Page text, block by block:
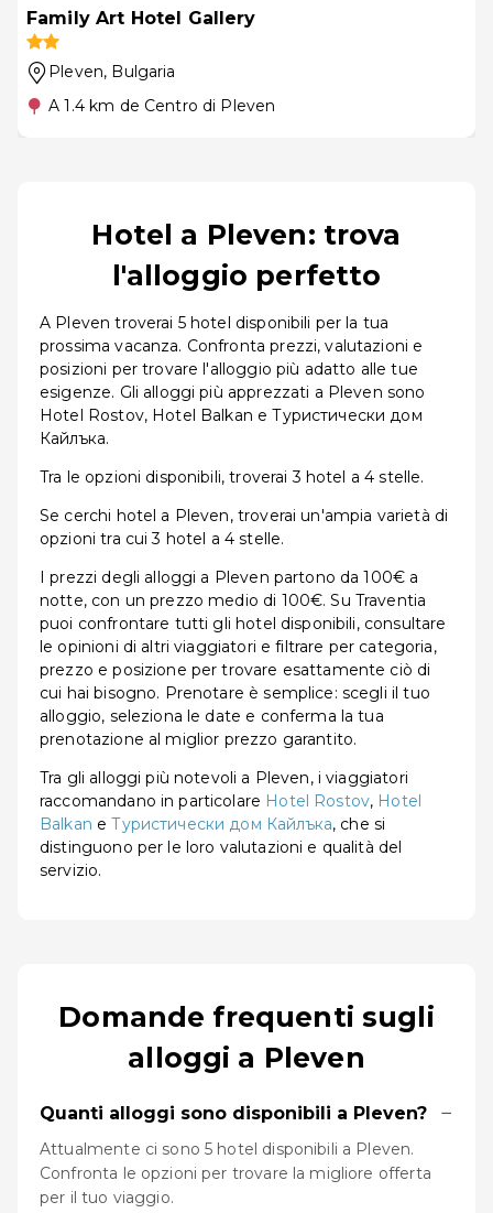
Family Art Hotel Gallery
Pleven, Bulgaria
A 1.4 km de Centro di Pleven
Hotel a Pleven: trova
l'alloggio perfetto
A Pleven troverai 5 hotel disponibili per la tua
prossima vacanza. Confronta prezzi, valutazioni e
posizioni per trovare l'alloggio più adatto alle tue
esigenze. Gli alloggi più apprezzati a Pleven sono
Hotel Rostov, Hotel Balkan e Туристически дом
Кайлъка.
Tra le opzioni disponibili, troverai 3 hotel a 4 stelle.
Se cerchi hotel a Pleven, troverai un'ampia varietà di
opzioni tra cui 3 hotel a 4 stelle.
I prezzi degli alloggi a Pleven partono da 100€ a
notte, con un prezzo medio di 100€. Su Traventia
puoi confrontare tutti gli hotel disponibili, consultare
le opinioni di altri viaggiatori e filtrare per categoria,
prezzo e posizione per trovare esattamente ciò di
cui hai bisogno. Prenotare è semplice: scegli il tuo
alloggio, seleziona le date e conferma la tua
prenotazione al miglior prezzo garantito.
Tra gli alloggi più notevoli a Pleven, i viaggiatori
raccomandano in particolare Hotel Rostov, Hotel
Balkan eТуристически дом Кайлъка, che si
distinguono per le loro valutazioni e qualità del
servizio.
Domande frequenti sugli
alloggi a Pleven
Quanti alloggi sono disponibili a Pleven? −
Attualmente ci sono 5 hotel disponibili a Pleven.
Confronta le opzioni per trovare la migliore offerta
per il tuo viaggio.